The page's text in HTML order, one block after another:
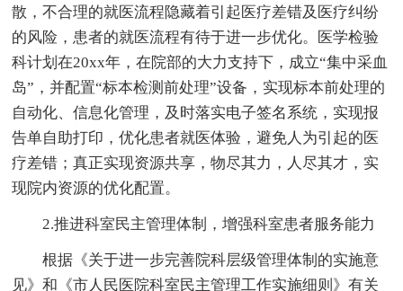
散，不合理的就医流程隐藏着引起医疗差错及医疗纠纷
的风险，患者的就医流程有待于进一步优化。医学检验
科计划在20xx年，在院部的大力支持下，成立“集中采血
岛”，并配置“标本检测前处理”设备，实现标本前处理的
自动化、信息化管理，及时落实电子签名系统，实现报
告单自助打印，优化患者就医体验，避免人为引起的医
疗差错；真正实现资源共享，物尽其力，人尽其才，实
现院内资源的优化配置。
2.推进科室民主管理体制，增强科室患者服务能力
根据《关于进一步完善院科层级管理体制的实施意
见》和《市人民医院科室民主管理工作实施细则》有关